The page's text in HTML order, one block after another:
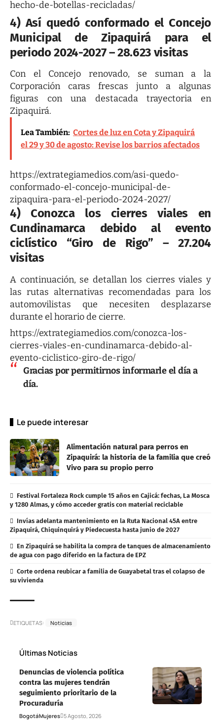
hecho-de-botellas-recicladas/
4) Así quedó conformado el Concejo
Municipal de Zipaquirá para el
periodo 2024-2027 – 28.623 visitas
Con el Concejo renovado, se suman a la
Corporación caras frescas junto a algunas
figuras con una destacada trayectoria en
Zipaquirá.
Lea También: Cortes de luz en Cota y Zipaquirá
el 29 y 30 de agosto: Revise los barrios afectados
https://extrategiamedios.com/asi-quedo-
conformado-el-concejo-municipal-de-
zipaquira-para-el-periodo-2024-2027/
4) Conozca los cierres viales en
Cundinamarca debido al evento
ciclístico “Giro de Rigo” – 27.204
visitas
A continuación, se detallan los cierres viales y
las rutas alternativas recomendadas para los
automovilistas que necesiten desplazarse
durante el horario de cierre.
https://extrategiamedios.com/conozca-los-
cierres-viales-en-cundinamarca-debido-al-
evento-ciclistico-giro-de-rigo/
Gracias por permitirnos informarle el día a
día.
Le puede interesar
Alimentación natural para perros en
Zipaquirá: la historia de la familia que creó
Vivo para su propio perro
Festival Fortaleza Rock cumple 15 años en Cajicá: fechas, La Mosca
y 1280 Almas, y cómo acceder gratis con material reciclable
Invías adelanta mantenimiento en la Ruta Nacional 45A entre
Zipaquirá, Chiquinquirá y Piedecuesta hasta junio de 2027
En Zipaquirá se habilita la compra de tanques de almacenamiento
de agua con pago diferido en la factura de EPZ
Corte ordena reubicar a familia de Guayabetal tras el colapso de
su vivienda
ETIQUETAS: Noticias
Últimas Noticias
Denuncias de violencia política
contra las mujeres tendrán
seguimiento prioritario de la
Procuraduría
BogotáMujeres 5 Agosto, 2026